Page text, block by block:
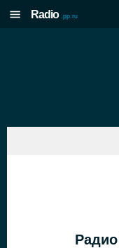
Radio .pp.ru